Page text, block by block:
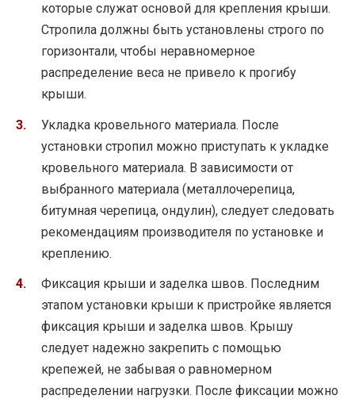
которые служат основой для крепления крыши.
Стропила должны быть установлены строго по
горизонтали, чтобы неравномерное
распределение веса не привело к прогибу
крыши.
Укладка кровельного материала. После
установки стропил можно приступать к укладке
кровельного материала. В зависимости от
выбранного материала (металлочерепица,
битумная черепица, ондулин), следует следовать
рекомендациям производителя по установке и
креплению.
Фиксация крыши и заделка швов. Последним
этапом установки крыши к пристройке является
фиксация крыши и заделка швов. Крышу
следует надежно закрепить с помощью
крепежей, не забывая о равномерном
распределении нагрузки. После фиксации можно